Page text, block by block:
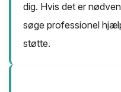
dig. Hvis det er
søge professionel
støtte.